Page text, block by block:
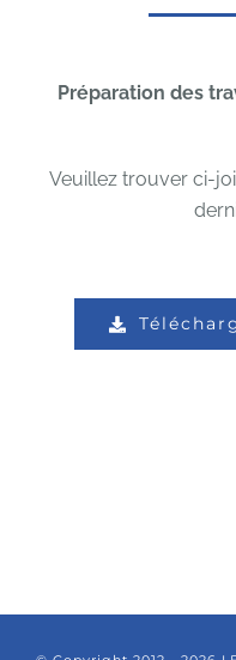
Préparation des
Veuillez trouver ci-